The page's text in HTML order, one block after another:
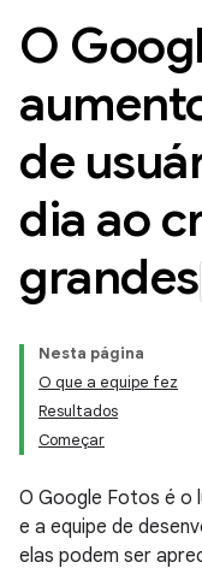
O
de
dia ao
grandes
Nesta página
O que a equipe fez
Resultados
Começar
O Google Fotos é o
e a equipe de
elas podem ser